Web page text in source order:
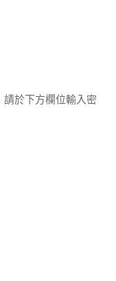
於下方欄位輸入密